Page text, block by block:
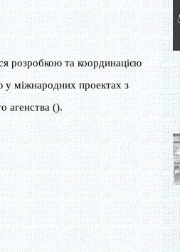
розробкою та координацією
у міжнародних проектах з
агенства ().